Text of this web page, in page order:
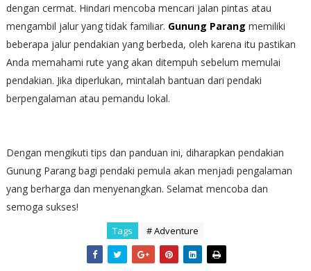
dengan cermat. Hindari mencoba mencari jalan pintas atau
mengambil jalur yang tidak familiar. Gunung Parang memiliki
beberapa jalur pendakian yang berbeda, oleh karena itu pastikan
Anda memahami rute yang akan ditempuh sebelum memulai
pendakian. Jika diperlukan, mintalah bantuan dari pendaki
berpengalaman atau pemandu lokal.
Dengan mengikuti tips dan panduan ini, diharapkan pendakian
Gunung Parang bagi pendaki pemula akan menjadi pengalaman
yang berharga dan menyenangkan. Selamat mencoba dan
semoga sukses!
Tags # Adventure